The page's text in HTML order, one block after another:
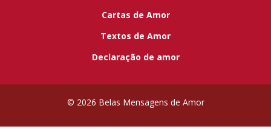
Cartas de Amor
Textos de Amor
Declaração de amor
© 2026 Belas Mensagens de Amor